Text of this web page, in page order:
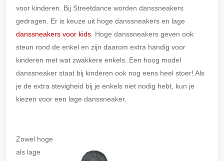
voor kinderen. Bij Streetdance worden danssneakers
gedragen. Er is keuze uit hoge danssneakers en lage
danssneakers voor kids. Hoge danssneakers geven ook
steun rond de enkel en zijn daarom extra handig voor
kinderen met wat zwakkere enkels. Een hoog model
danssneaker staat bij kinderen ook nog eens heel stoer! Als
je de extra stevigheid bij je enkels niet nodig hebt, kun je
kiezen voor een lage danssneaker.
Zowel hoge
als lage